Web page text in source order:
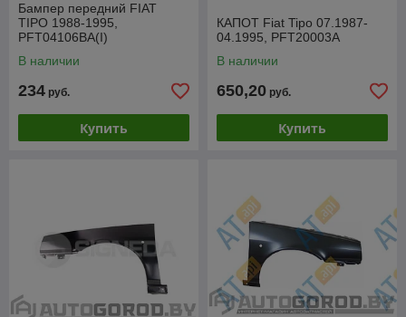
Бампер передний FIAT
TIPO 1988-1995,
PFT04106BA(I)
В наличии
234 руб.
Купить
КАПОТ Fiat Tipo 07.1987-
04.1995, PFT20003A
В наличии
650,20 руб.
Купить